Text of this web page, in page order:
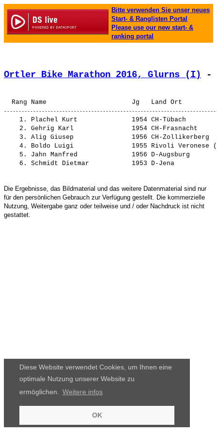
Diese Website verwendet Cookies, um Ihnen eine
optimale Nutzung unserer Website zu
ermöglichen.
Weitere infos
OK
Bitte verwenden Sie unser neues
Start- & Ranglisten Portal
Please use our new start- &
ranking portal
Ortler Bike Marathon 2016, Glurns (I) -
    1.
Plachel Kurt
1954 CH-Tübach
    2.
Gehrig Karl
1954 CH-
    3.
Alig Giusep
1956 CH-
    4.
Boldo Luigi
1955 Rivoli
    5.
Jahn Manfred
1956 D-
    6.
Schmidt Dietmar 1953 D-Jena
Die Ergebnisse, das Bildmaterial und das weitere Datenmaterial sind nur
für den persönlichen Gebrauch zur Verfügung gestellt. Die kommerzielle
Nutzung, Weitergabe ganz oder teilweise und / oder Nachdruck ist nicht
gestattet.